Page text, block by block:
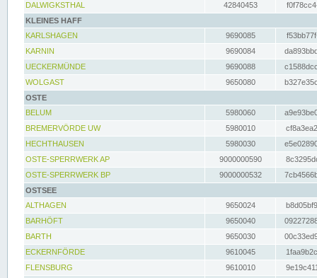
DALWIGKSTHAL
42840453
KLEINES HAFF
KARLSHAGEN
9690085
KARNIN
9690084
UECKERMÜNDE
9690088
WOLGAST
9650080
OSTE
BELUM
5980060
BREMERVÖRDE UW
5980010
HECHTHAUSEN
5980030
OSTE-SPERRWERK AP
9000000590
OSTE-SPERRWERK BP
9000000532
OSTSEE
ALTHAGEN
9650024
BARHÖFT
9650040
BARTH
9650030
ECKERNFÖRDE
9610045
FLENSBURG
9610010